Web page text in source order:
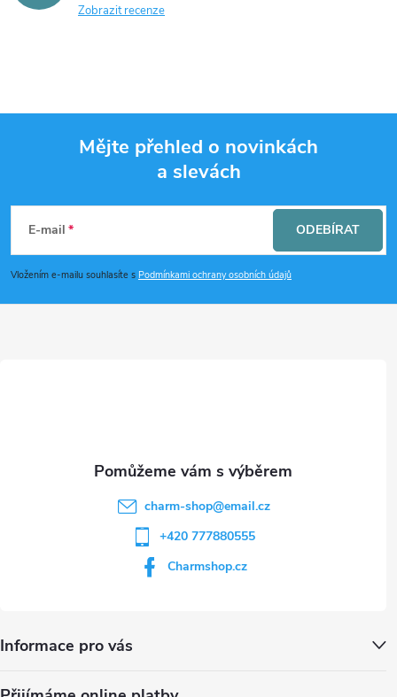
Zobrazit recenze
p
Mějte přehled o novinkách
a slevách
E-mail
Vložením e-mailu souhlasíte s Podmínkami ochrany osobních údajů
ODEBÍRAT
charm-shop@email.cz
+420 777880555
Charmshop.cz
Informace pro vás